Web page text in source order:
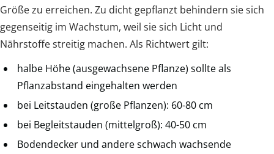
Größe zu erreichen. Zu dicht gepflanzt behindern sie sich
gegenseitig im Wachstum, weil sie sich Licht und
Nährstoffe streitig machen. Als Richtwert gilt:
halbe Höhe (ausgewachsene Pflanze) sollte als
Pflanzabstand eingehalten werden
bei Leitstauden (große Pflanzen): 60-80 cm
bei Begleitstauden (mittelgroß): 40-50 cm
Bodendecker und andere schwach wachsende